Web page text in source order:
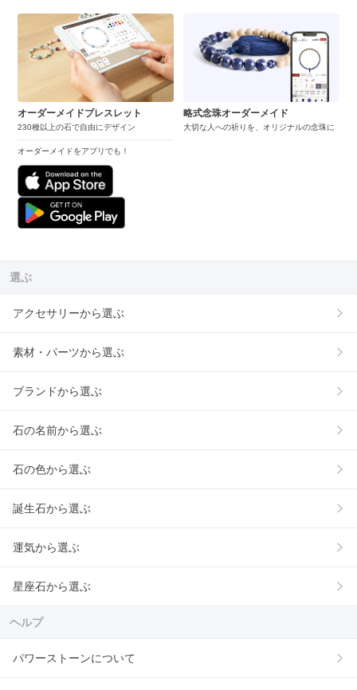
オーダーメイドブレスレット
230種以上の石で自由にデザイン
オーダーメイドをアプリでも！
略式念珠オーダーメイド
大切な人への祈りを、オリジナルの念珠に
選ぶ
アクセサリーから選ぶ
素材・パーツから選ぶ
ブランドから選ぶ
石の名前から選ぶ
石の色から選ぶ
誕生石から選ぶ
運気から選ぶ
星座石から選ぶ
ヘルプ
パワーストーンについて